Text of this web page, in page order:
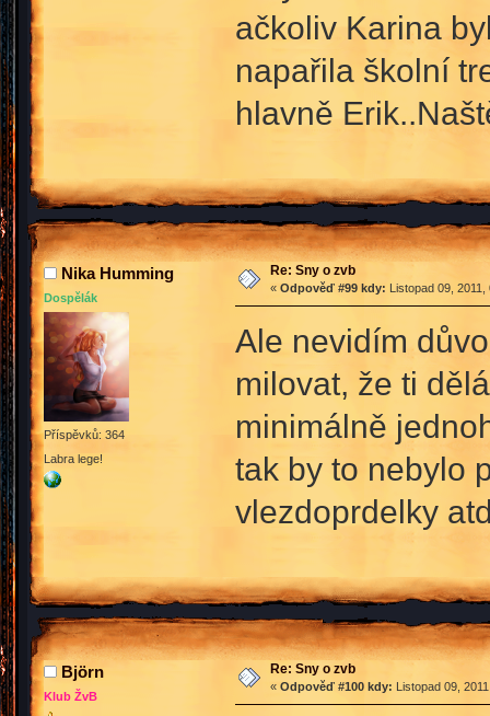
ačkoliv Karina
napařila školní
hlavně
Nika Humming
Dospělák
Příspěvků: 364
Labra lege!
Re: Sny o zvb
« Odpověď #99 kdy: Listopad 09,
Ale nevidím
milovat, že ti
minimálně
tak by to nebylo
vlezdoprdelky
Björn
Klub ŽvB
Re: Sny o zvb
« Odpověď #100 kdy: Listopad 09,